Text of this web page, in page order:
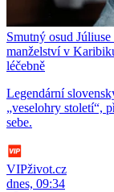
Smutný osud
manželství v
léčebně
Legendární
„veselohry století“,
sebe.
VIPživot.cz
dnes, 09:34